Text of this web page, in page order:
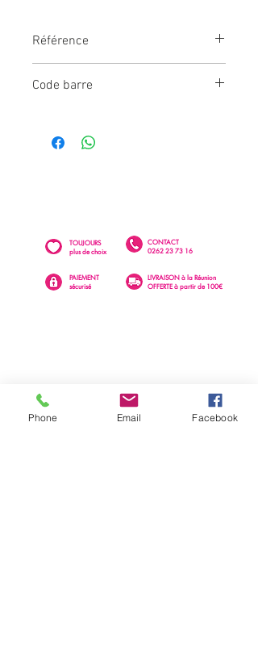
Référence
Code barre
CONTACT
0262 23 73 16
TOUJOURS
plus de choix
PAIEMENT
sécurisé
LIVRAISON à la Réunion
OFFERTE à partir de 100€
Phone Email Facebook